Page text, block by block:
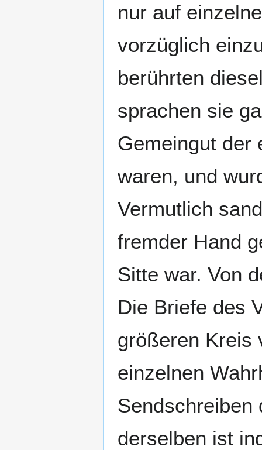
nur auf
vorzüglich
berührten
sprachen sie
Gemeingut der
waren, und
Vermutlich
fremder Hand
Sitte war. Von
Die Briefe des
größeren Kreis
einzelnen
Sendschreiben
derselben ist